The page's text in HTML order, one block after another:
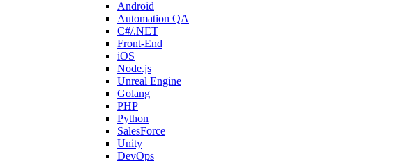
Android
Automation QA
C#/.NET
Front-End
iOS
Node.js
Unreal Engine
Golang
PHP
Python
SalesForce
Unity
DevOps